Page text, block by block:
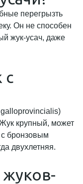
перегрызть
Он не способен
жук-усач, даже
с
крупный, может
с бронзовым
двухлетняя.
жуков-